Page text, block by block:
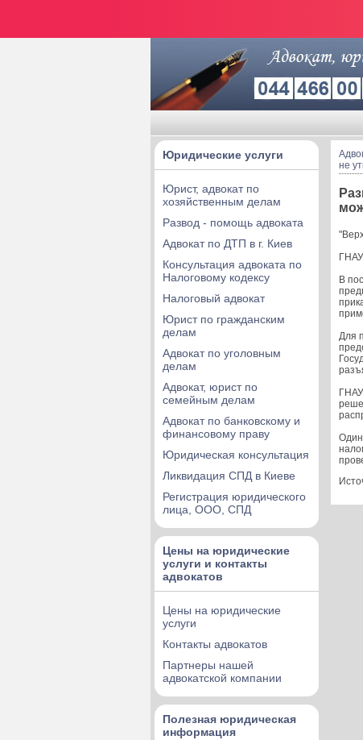
Юридические услуги
Юрист, адвокат по
хозяйственным делам
Развод - помощь адвоката
Адвокат по ДТП в г. Киев
Консультация адвоката по
Налоговому кодексу
Налоговый адвокат
Юрист по гражданским
делам
Адвокат по уголовным
делам
Адвокат, юрист по
семейным делам
Адвокат по банковскому и
финансовому праву
Юридическая консультация
Ликвидация СПД в Киеве
Регистрация юридического
лица, ООО, СПД
Цены на юридические
услуги и контакты
адвокатов
Цены на юридические
услуги
Контакты адвокатов
Партнеры нашей
адвокатской компании
Полезная юридическая
информация
не
В
Для
Один